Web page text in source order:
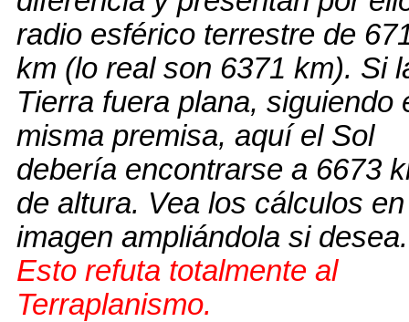
radio esférico terrestre de
km (lo real son 6371 km). Si
Tierra fuera plana, siguiendo
misma premisa, aquí el Sol
debería encontrarse a 6673
de altura. Vea los cálculos
imagen ampliándola si desea.
Esto refuta totalmente al
Terraplanismo.